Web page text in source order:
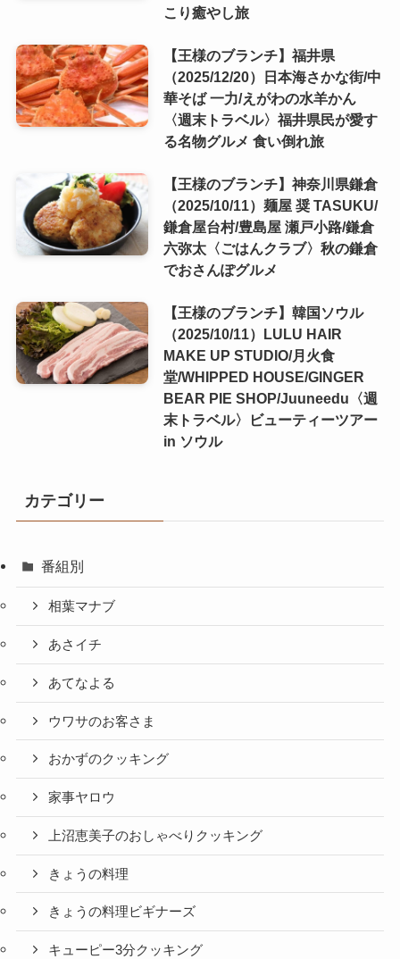
こり癒やし旅
【王様のブランチ】福井県
（2025/12/20）日本海さかな街/中
華そば 一力/えがわの水羊かん
〈週末トラベル〉福井県民が愛す
る名物グルメ 食い倒れ旅
【王様のブランチ】神奈川県鎌倉
（2025/10/11）麺屋 奨 TASUKU/
鎌倉屋台村/豊島屋 瀬戸小路/鎌倉
六弥太〈ごはんクラブ〉秋の鎌倉
でおさんぽグルメ
【王様のブランチ】韓国ソウル
（2025/10/11）LULU HAIR
MAKE UP STUDIO/月火食
堂/WHIPPED HOUSE/GINGER
BEAR PIE SHOP/Juuneedu〈週
末トラベル〉ビューティーツアー
in ソウル
カテゴリー
番組別
相葉マナブ
あさイチ
あてなよる
ウワサのお客さま
おかずのクッキング
家事ヤロウ
上沼恵美子のおしゃべりクッキング
きょうの料理
きょうの料理ビギナーズ
キューピー3分クッキング